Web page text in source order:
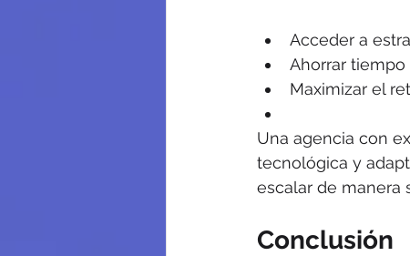
Acceder a
Ahorrar
Maximizar el
Una agencia con
tecnológica y
escalar de manera
Conclusión